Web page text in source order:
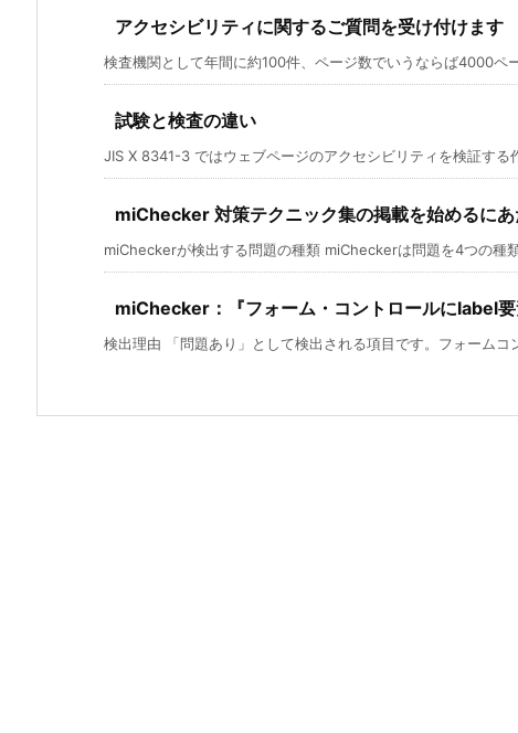
アクセシビリティに関するご質問を受け付けます
検査機関として年間に約100件、ページ数でいうならば4000ペ
試験と検査の違い
JIS X 8341-3 ではウェブページのアクセシビリティを検証する
miChecker 対策テクニック集の掲載を始めるにあ
miCheckerが検出する問題の種類 miCheckerは問題を4つの種
miChecker：『フォーム・コントロールにlabel
検出理由 「問題あり」として検出される項目です。フォームコ